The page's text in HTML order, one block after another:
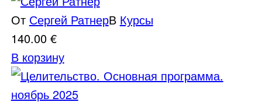
От Сергей РатнерВ Курсы
140.00 €
В корзину